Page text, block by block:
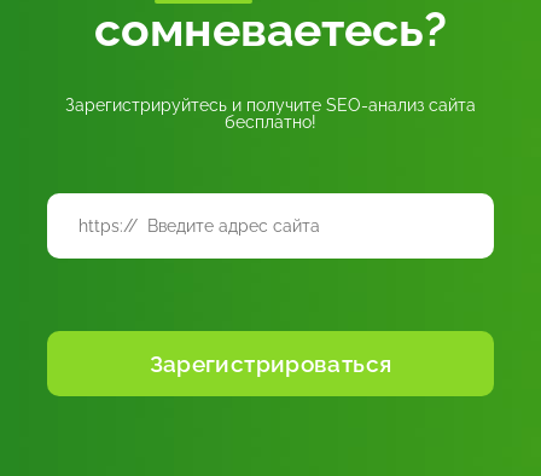
сомневаетесь?
Зарегистрируйтесь и получите SEO-анализ сайта
бесплатно!